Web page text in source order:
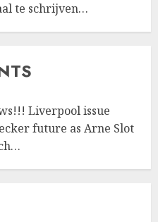
te schrijven…
Liverpool issue
future as Arne Slot